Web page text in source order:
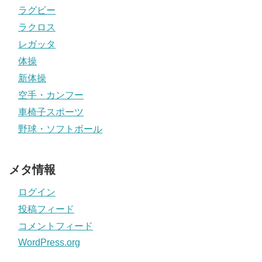
ラグビー
ラクロス
レガッタ
体操
新体操
空手・カンフー
車椅子スポーツ
野球・ソフトボール
メタ情報
ログイン
投稿フィード
コメントフィード
WordPress.org